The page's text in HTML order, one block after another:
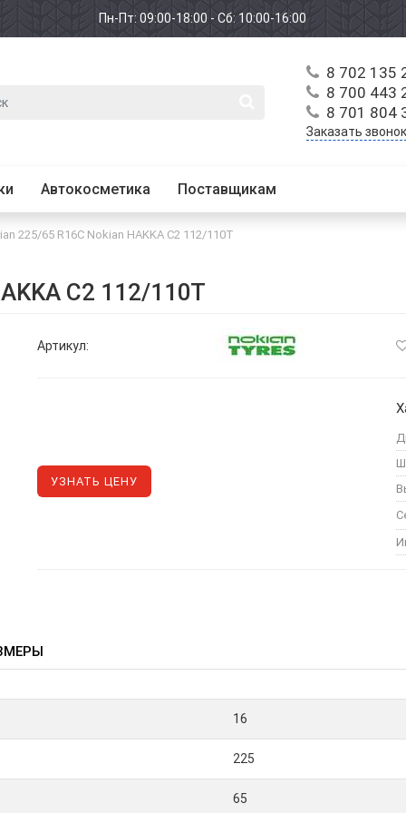
Пн-Пт: 09:00-18:00 - Сб: 10:00-16:00
8 702 135
8 700 443
8 701 804
Заказать
Автокосметика Поставщикам
225/65 R16C Nokian HAKKA C2 112/110T
C2 112/110T
Артикул:
УЗНАТЬ ЦЕНУ
16
225
65